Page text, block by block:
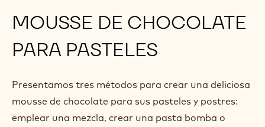
MOUSSE DE CHOCOLATE
PARA PASTELES
Presentamos tres métodos para crear una deliciosa
mousse de chocolate para sus pasteles y postres:
emplear una mezcla, crear una pasta bomba o